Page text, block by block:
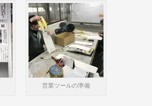
営業ツールの準備